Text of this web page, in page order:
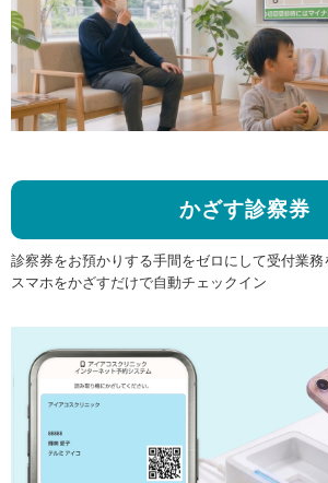
かざす診察券
診察券をお預かりする手間をゼロにして受付業務
スマホをかざすだけで自動チェックイン